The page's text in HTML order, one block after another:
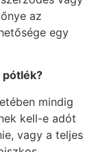
az
egy
mindig
kell-e adót
vagy a teljes